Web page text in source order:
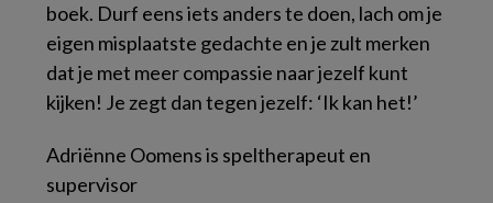
boek. Durf eens iets anders te doen, lach om je
eigen misplaatste gedachte en je zult merken
dat je met meer compassie naar jezelf kunt
kijken! Je zegt dan tegen jezelf: ‘Ik kan het!’
Adriënne Oomens is speltherapeut en
supervisor